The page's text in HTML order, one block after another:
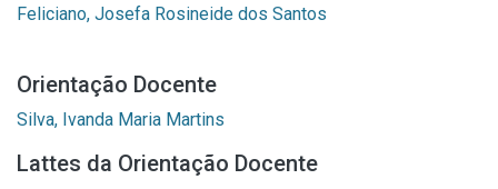
Feliciano, Josefa Rosineide dos Santos
Orientação Docente
Silva, Ivanda Maria Martins
Lattes da Orientação Docente